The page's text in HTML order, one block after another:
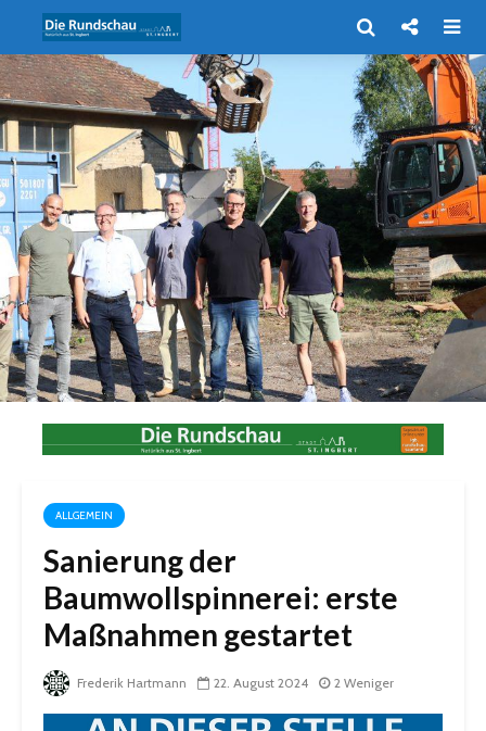
ALLGEMEIN
Sanierung der
Baumwollspinnerei: erste
Maßnahmen gestartet
Frederik Hartmann 22. August 2024 2 Weniger